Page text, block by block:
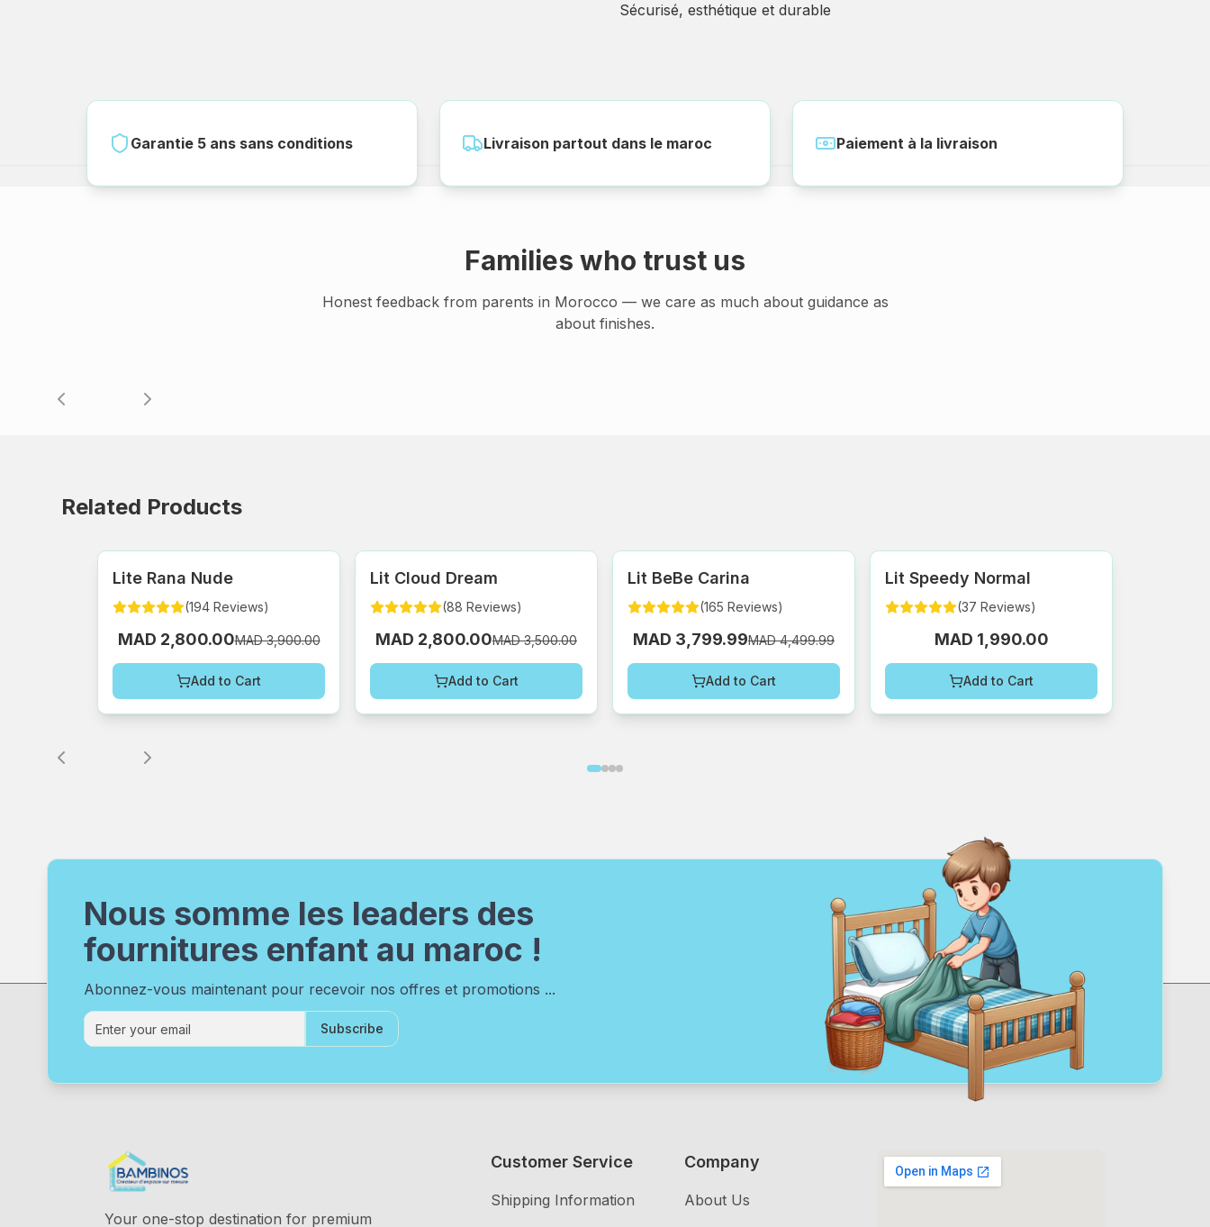
Sécurisé, esthétique et durable
Garantie 5 ans sans conditions Livraison partout dans le maroc Paiement à la livraison
Families who trust us
Honest feedback from parents in Morocco — we care as much about guidance as
about finishes.
Related Products
Lite Rana Nude
(194 Reviews)
MAD 2,800.00MAD 3,900.00
Add to Cart
Lit Cloud Dream
(88 Reviews)
MAD 2,800.00MAD 3,500.00
Add to Cart
Lit BeBe Carina
(165 Reviews)
MAD 3,799.99MAD 4,499.99
Add to Cart
Lit Speedy Normal
(37 Reviews)
MAD 1,990.00
Add to Cart
Nous somme les leaders des
fournitures enfant au maroc !
Abonnez-vous maintenant pour recevoir nos offres et promotions ...
Subscribe
Your one-stop destination for premium
Customer Service
Shipping Information
Company
About Us